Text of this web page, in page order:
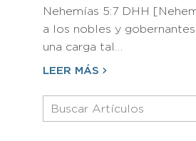
Nehemías 5:7 DHH
a los nobles y
una carga tal…
LEER MÁS